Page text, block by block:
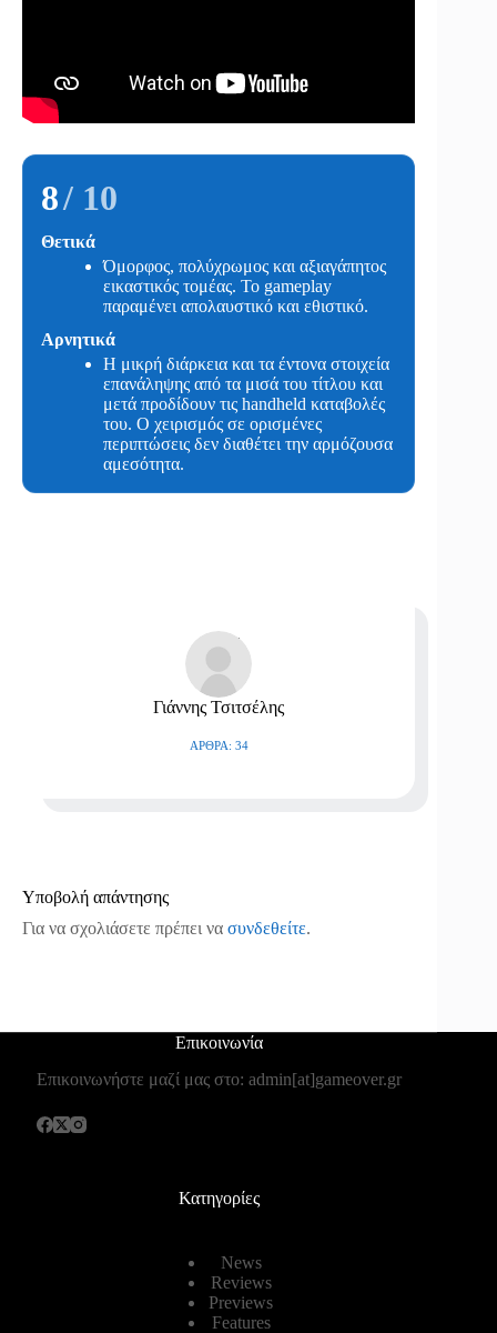
8/ 10
Θετικά
Όμορφος, πολύχρωμος και αξιαγάπητος
εικαστικός τομέας. Το gameplay
παραμένει απολαυστικό και εθιστικό.
Αρνητικά
Η μικρή διάρκεια και τα έντονα στοιχεία
επανάληψης από τα μισά του τίτλου και
μετά προδίδουν τις handheld καταβολές
του. Ο χειρισμός σε ορισμένες
περιπτώσεις δεν διαθέτει την αρμόζουσα
αμεσότητα.
Γιάννης Τσιτσέλης
ΆΡΘΡΑ: 34
Υποβολή απάντησης
Για να σχολιάσετε πρέπει να συνδεθείτε.
Επικοινωνία
Επικοινωνήστε μαζί μας στο: admin[at]gameover.gr
Κατηγορίες
News
Reviews
Previews
Features